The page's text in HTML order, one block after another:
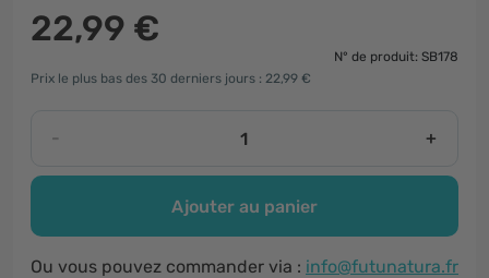
22,99 €
N° de produit: SB178
Prix le plus bas des 30 derniers jours : 22,99 €
- +
Ajouter au panier
Ou vous pouvez commander via : info@futunatura.fr